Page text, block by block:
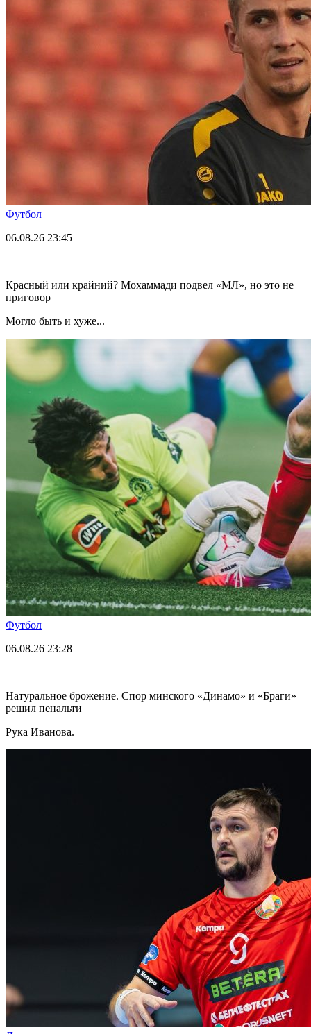
Футбол
06.08.26 23:45
Красный или крайний? Мохаммади подвел «МЛ», но это не
приговор
Могло быть и хуже...
Футбол
06.08.26 23:28
Натуральное брожение. Спор минского «Динамо» и «Браги»
решил пенальти
Рука Иванова.